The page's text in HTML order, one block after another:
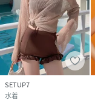
SETUP7
水着